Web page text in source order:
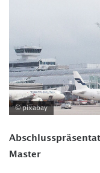
© pixabay
Master